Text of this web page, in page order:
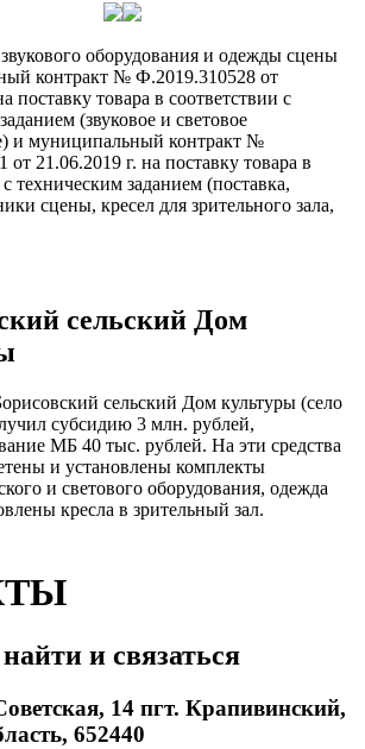
оборудования и одежды сцены
контракт № Ф.2019.310528 от
поставку товара в соответствии с
(звуковое и световое
и муниципальный контракт №
от 21.06.2019 г. на поставку товара в
техническим заданием (поставка,
сцены, кресел для зрительного зала,
сельский Дом
сельский Дом культуры (село
субсидию 3 млн. рублей,
МБ 40 тыс. рублей. На эти средства
и установлены комплекты
и светового оборудования, одежда
кресла в зрительный зал.
и связаться
14 пгт. Крапивинский,
652440